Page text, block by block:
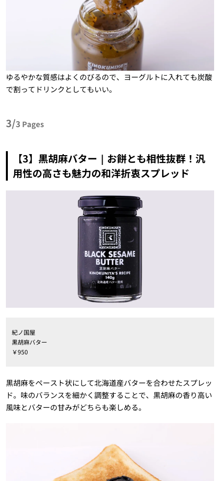
ゆるやかな質感はよくのびるので、ヨーグルトに入れても炭酸
で割ってドリンクとしてもいい。
3/3 Pages
【3】黒胡麻バター｜お餅とも相性抜群！汎
用性の高さも魅力の和洋折衷スプレッド
紀ノ国屋
黒胡麻バター
￥950
黒胡麻をペースト状にして北海道産バターを合わせたスプレッ
ド。味のバランスを細かく調整することで、黒胡麻の香り高い
風味とバターの甘みがどちらも楽しめる。